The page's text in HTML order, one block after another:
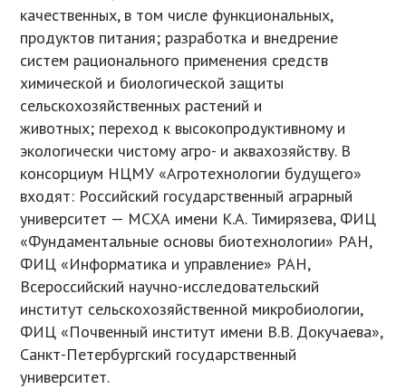
качественных, в том числе функциональных,
продуктов питания; разработка и внедрение
систем рационального применения средств
химической и биологической защиты
сельскохозяйственных растений и
животных; переход к высокопродуктивному и
экологически чистому агро- и аквахозяйству. В
консорциум НЦМУ «Агротехнологии будущего»
входят: Российский государственный аграрный
университет — МСХА имени К.А. Тимирязева, ФИЦ
«Фундаментальные основы биотехнологии» РАН,
ФИЦ «Информатика и управление» РАН,
Всероссийский научно-исследовательский
институт сельскохозяйственной микробиологии,
ФИЦ «Почвенный институт имени В.В. Докучаева»,
Санкт-Петербургский государственный
университет.